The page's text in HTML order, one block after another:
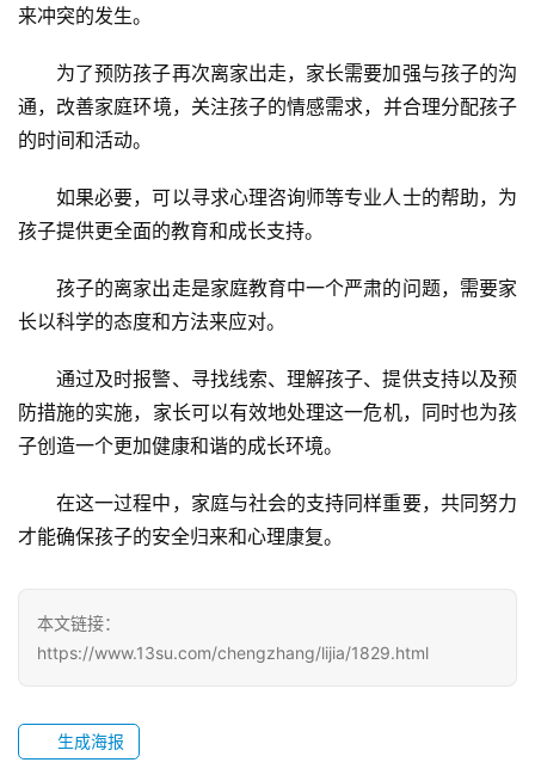
校
活
中
教
心
中
全
国
青
叛
来冲突的发生。
为了预防孩子再次离家出走，家长需要加强与孩子的沟
通，改善家庭环境，关注孩子的情感需求，并合理分配孩子
的时间和活动。
如果必要，可以寻求心理咨询师等专业人士的帮助，为
孩子提供更全面的教育和成长支持。
孩子的离家出走是家庭教育中一个严肃的问题，需要家
长以科学的态度和方法来应对。
通过及时报警、寻找线索、理解孩子、提供支持以及预
防措施的实施，家长可以有效地处理这一危机，同时也为孩
子创造一个更加健康和谐的成长环境。
在这一过程中，家庭与社会的支持同样重要，共同努力
才能确保孩子的安全归来和心理康复。
本文链接：
https://www.13su.com/chengzhang/lijia/1829.html
生成海报